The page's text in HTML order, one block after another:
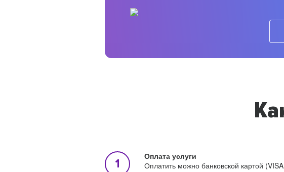
Оплата услуги
Оплатить можно банковской картой